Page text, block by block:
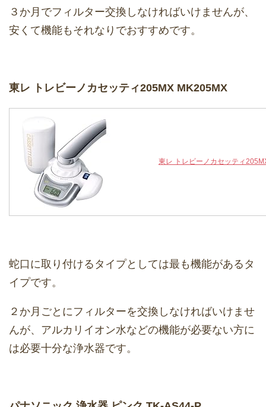
３か月でフィルター交換しなければいけませんが、
安くて機能もそれなりでおすすめです。
東レ トレビーノカセッティ205MX MK205MX
東レ トレビーノカセッティ
蛇口に取り付けるタイプとしては最も機能があるタ
イプです。
２か月ごとにフィルターを交換しなければいけませ
んが、アルカリイオン水などの機能が必要ない方に
は必要十分な浄水器です。